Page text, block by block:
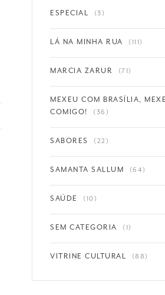
ESPECIAL (3)
LÁ NA MINHA RUA (111)
MARCIA ZARUR (71)
MEXEU COM BRASÍLIA,
COMIGO!
(36)
SABORES (22)
SAMANTA SALLUM (64)
SAÚDE (10)
SEM CATEGORIA (1)
VITRINE CULTURAL (88)